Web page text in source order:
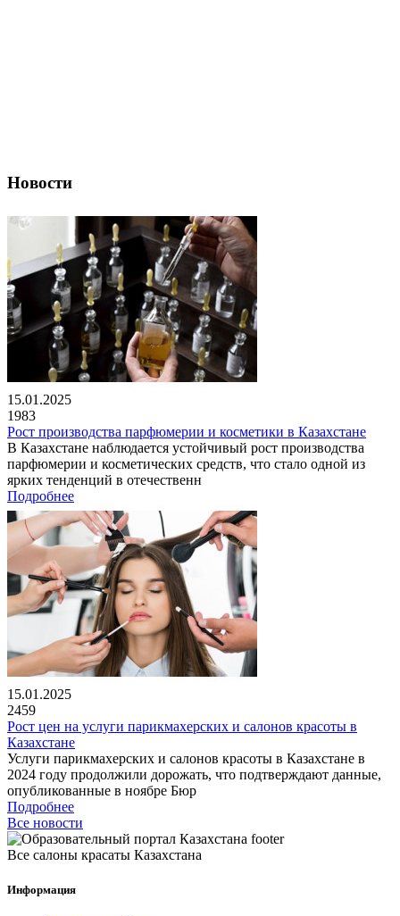
Новости
15.01.2025
1983
Рост производства парфюмерии и косметики в Казахстане
В Казахстане наблюдается устойчивый рост производства
парфюмерии и косметических средств, что стало одной из
ярких тенденций в отечественн
Подробнее
15.01.2025
2459
Рост цен на услуги парикмахерских и салонов красоты в
Казахстане
Услуги парикмахерских и салонов красоты в Казахстане в
2024 году продолжили дорожать, что подтверждают данные,
опубликованные в ноябре Бюр
Подробнее
Все новости
Все салоны красаты Казахстана
Информация